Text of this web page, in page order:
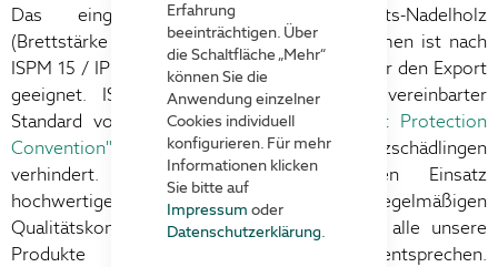
Erfahrung
beeinträchtigen. Über
die Schaltfläche „Mehr“
können Sie die
Anwendung einzelner
Cookies individuell
konfigurieren. Für mehr
Informationen klicken
Sie bitte auf
Impressum oder
Datenschutzerklärung
Das eingesetzte gehobelte Qualitäts-Nadelholz
(Brettstärke ca. 20 mm) unserer Aufsatzrahmen ist nach
ISPM 15 / IPPC wärmebehandelt und somit für den Export
geeignet. ISPM 15 ist ein international vereinbarter
Standard von derIPPC ("International Plant Protection
Convention")
der die Verbreitung von Holzschädlingen
verhindert. Durch den ausschließlichen Einsatz
hochwertiger Materialien und regelmäßigen
Qualitätskontrollen stellen wir sicher, dass alle unsere
Produkte höchsten Anforderungen entsprechen.